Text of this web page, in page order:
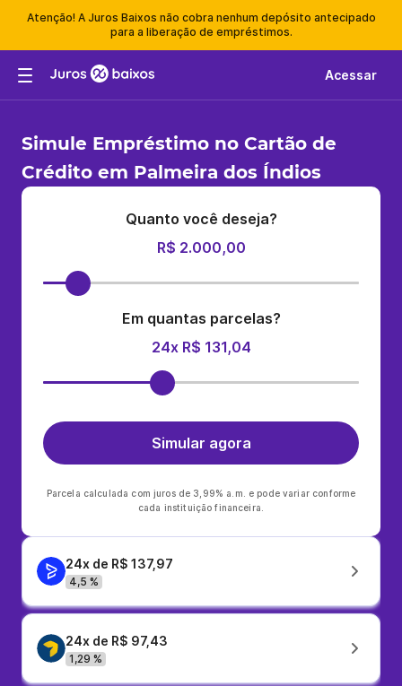
Atenção! A Juros Baixos não cobra nenhum depósito antecipado
para a liberação de empréstimos.
Acessar
Simule Empréstimo no Cartão de
Crédito em Palmeira dos Índios
Quanto você deseja?
R$ 2.000,00
Em quantas parcelas?
24x R$ 131,04
Simular agora
Parcela calculada com juros de 3,99% a.m. e pode variar conforme
cada instituição financeira.
24x de R$ 137,97
4,5 %
24x de R$ 97,43
1,29 %